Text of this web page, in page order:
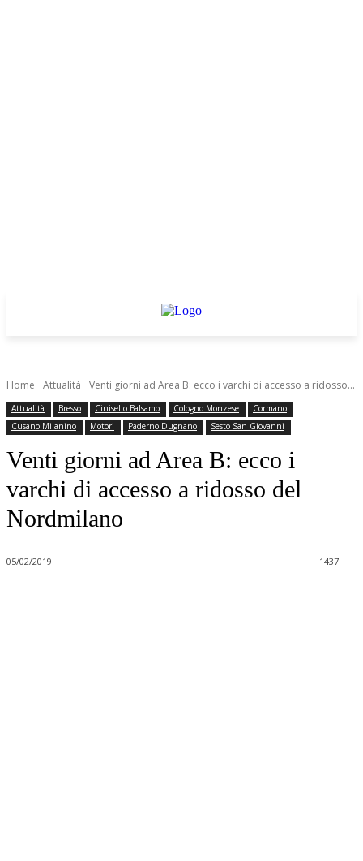
Home Attualità Venti giorni ad Area B: ecco i varchi di accesso a ridosso...
Attualità Bresso Cinisello Balsamo Cologno Monzese
Cormano
Cusano Milanino
Motori Paderno Dugnano Sesto San Giovanni
Venti giorni ad Area B: ecco i
varchi di accesso a ridosso del
Nordmilano
05/02/2019 1437